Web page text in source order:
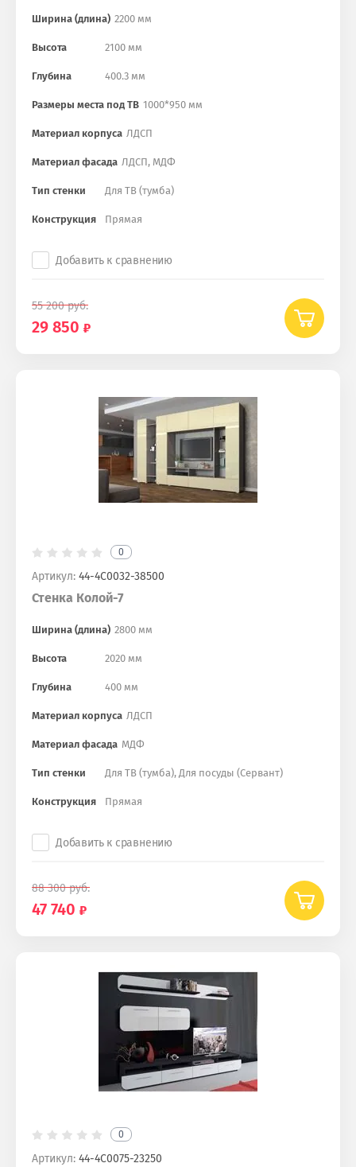
Ширина (длина) 2200 мм
Высота 2100 мм
Глубина 400.3 мм
Размеры места под ТВ 1000*950 мм
Материал корпуса ЛДСП
Материал фасада ЛДСП, МДФ
Тип стенки Для ТВ (тумба)
Конструкция Прямая
Добавить к сравнению
55 200руб.
29 850
0
Артикул: 44-4С0032-38500
Стенка Колой-7
Ширина (длина) 2800 мм
Высота 2020 мм
Глубина 400 мм
Материал корпуса ЛДСП
Материал фасада МДФ
Тип стенки Для ТВ (тумба), Для посуды (Сервант)
Конструкция Прямая
Добавить к сравнению
88 300руб.
47 740
0
Артикул: 44-4С0075-23250